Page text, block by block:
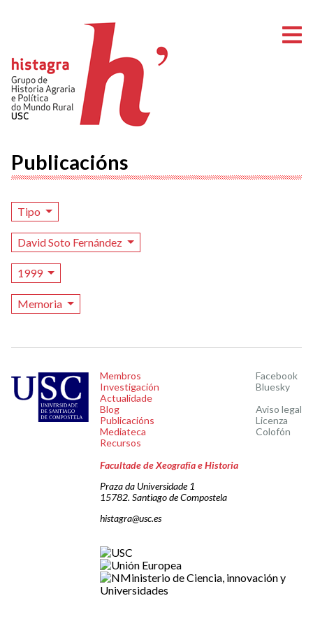
Publicacións
Tipo
David Soto Fernández
1999
Memoria
Membros
Investigación
Actualidade
Blog
Publicacións
Mediateca
Recursos
Facebook
Bluesky
Aviso legal
Licenza
Colofón
Facultade de Xeografía e Historia
Praza da Universidade 1
15782. Santiago de Compostela
histagra@usc.es